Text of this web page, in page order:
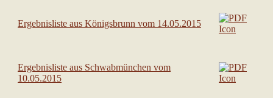
Ergebnisliste aus Königsbrunn vom 14.05.2015
Ergebnisliste aus Schwabmünchen vom
10.05.2015